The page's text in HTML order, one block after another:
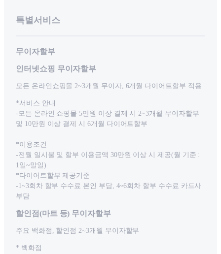
특별서비스
무이자할부
인터넷쇼핑 무이자할부
모든 온라인쇼핑몰 2~3개월 무이자, 6개월 다이어트할부 적용
*서비스 안내
-모든 온라인 쇼핑몰 5만원 이상 결제 시 2~3개월 무이자할부
및 10만원 이상 결제 시 6개월 다이어트할부
*이용조건
-전월 일시불 및 할부 이용금액 30만원 이상 시 제공(월 기준 :
1일~말일)
*다이어트할부 제공기준
-1~3회차 할부 수수료 본인 부담, 4~6회차 할부 수수료 카드사
부담
할인점(마트 등) 무이자할부
주요 백화점, 할인점 2~3개월 무이자할부
* 백화점